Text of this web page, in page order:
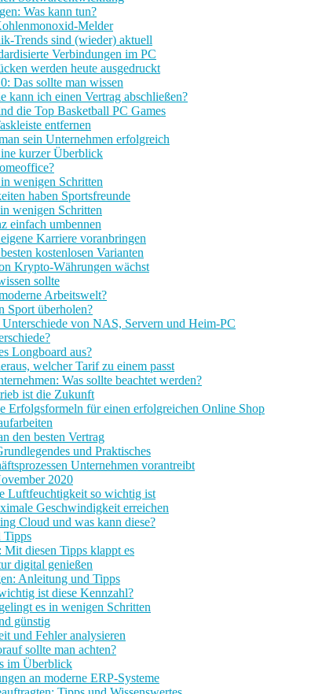
Was kann tun?
Melder
Trends sind (wieder) aktuell
Verbindungen im PC
werden heute ausgedruckt
Das sollte man wissen
kann ich einen Vertrag abschließen?
die Top Basketball PC Games
entfernen
sein Unternehmen erfolgreich
kurzer Überblick
wenigen Schritten
haben Sportsfreunde
wenigen Schritten
einfach umbennen
Karriere voranbringen
kostenlosen Varianten
Krypto-Währungen wächst
sollte
Arbeitswelt?
Sport überholen?
von NAS, Servern und Heim-PC
Longboard aus?
welcher Tarif zu einem passt
Was sollte beachtet werden?
ist die Zukunft
Erfolgsformeln für einen erfolgreichen Online Shop
den besten Vertrag
und Praktisches
Unternehmen vorantreibt
2020
Luftfeuchtigkeit so wichtig ist
Geschwindigkeit erreichen
Cloud und was kann diese?
Tipps
Mit diesen Tipps klappt es
digital genießen
Anleitung und Tipps
ist diese Kennzahl?
es in wenigen Schritten
günstig
und Fehler analysieren
sollte man achten?
im Überblick
an moderne ERP-Systeme